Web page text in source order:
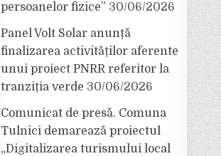
persoanelor fizice” 30/06/2026
Panel Volt Solar anunță
finalizarea activităților aferente
unui proiect PNRR referitor la
tranziția verde 30/06/2026
Comunicat de presă. Comuna
Tulnici demarează proiectul
„Digitalizarea turismului local